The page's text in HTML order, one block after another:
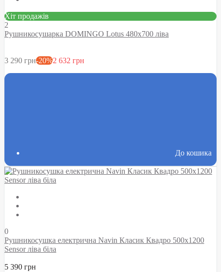
Хіт продажів
2
Рушникосушарка DOMINGO Lotus 480х700 ліва
3 290 грн-20%2 632 грн
До кошика
0
Рушникосушка електрична Navin Класик Квадро 500х1200
Sensor ліва біла
5 390 грн